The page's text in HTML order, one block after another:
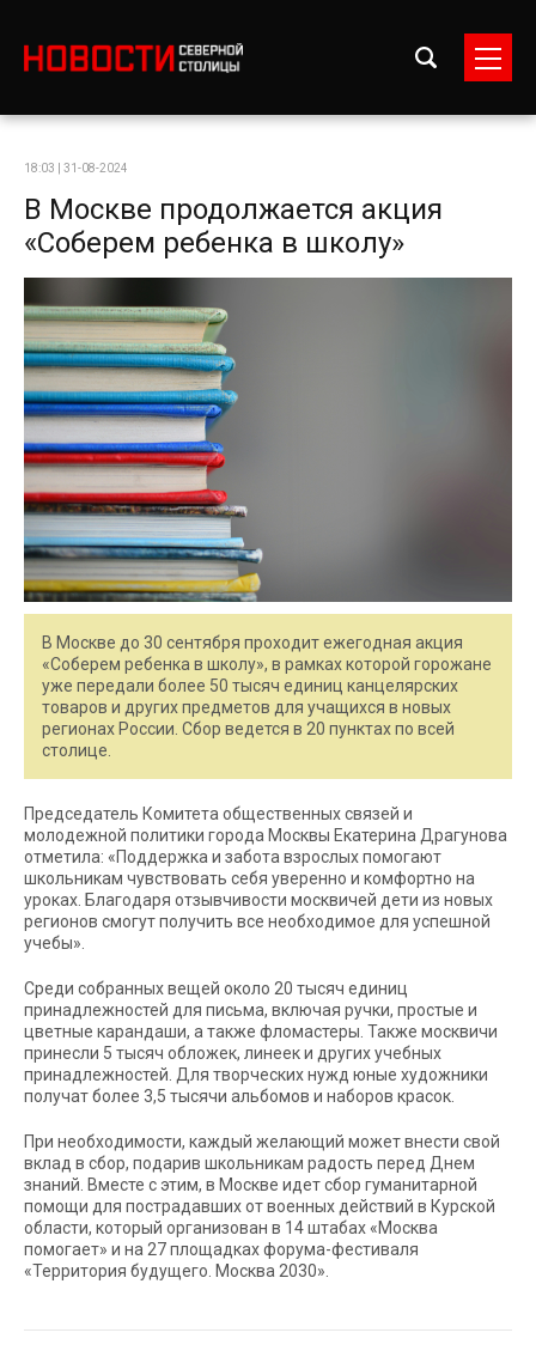
18:03 | 31-08-2024
В Москве продолжается акция
«Соберем ребенка в школу»
В Москве до 30 сентября проходит ежегодная акция
«Соберем ребенка в школу», в рамках которой горожане
уже передали более 50 тысяч единиц канцелярских
товаров и других предметов для учащихся в новых
регионах России. Сбор ведется в 20 пунктах по всей
столице.
Председатель Комитета общественных связей и
молодежной политики города Москвы Екатерина Драгунова
отметила: «Поддержка и забота взрослых помогают
школьникам чувствовать себя уверенно и комфортно на
уроках. Благодаря отзывчивости москвичей дети из новых
регионов смогут получить все необходимое для успешной
учебы».
Среди собранных вещей около 20 тысяч единиц
принадлежностей для письма, включая ручки, простые и
цветные карандаши, а также фломастеры. Также москвичи
принесли 5 тысяч обложек, линеек и других учебных
принадлежностей. Для творческих нужд юные художники
получат более 3,5 тысячи альбомов и наборов красок.
При необходимости, каждый желающий может внести свой
вклад в сбор, подарив школьникам радость перед Днем
знаний. Вместе с этим, в Москве идет сбор гуманитарной
помощи для пострадавших от военных действий в Курской
области, который организован в 14 штабах «Москва
помогает» и на 27 площадках форума-фестиваля
«Территория будущего. Москва 2030».